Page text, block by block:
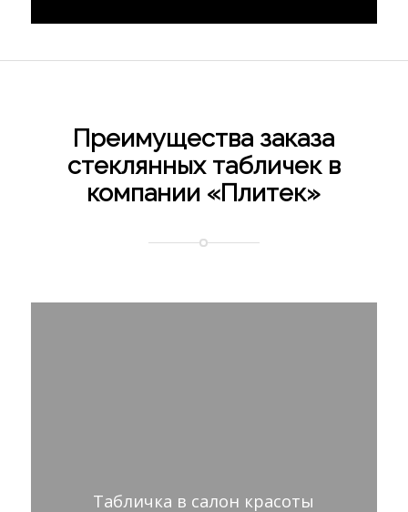
Преимущества заказа
стеклянных табличек в
компании «Плитек»
Табличка в салон красоты